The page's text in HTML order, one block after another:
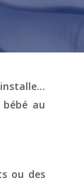
au
ou des